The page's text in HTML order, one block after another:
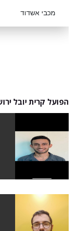
מכבי אשדוד
הפועל קרית יובל